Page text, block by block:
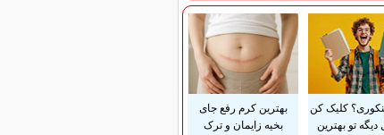
کلیک کن
تو بهترین
بهترین کرم رفع جای
بخیه زایمان و ترک